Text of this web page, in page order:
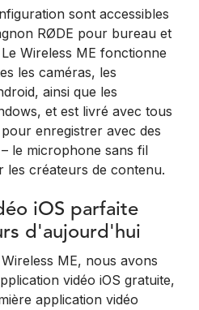
sont accessibles
RØDE pour bureau et
Wireless ME fonctionne
les caméras, les
ainsi que les
et est livré avec tous
enregistrer avec des
le microphone sans fil
les créateurs de contenu.
iOS parfaite
d'aujourd'hui
ME, nous avons
vidéo iOS gratuite,
application vidéo